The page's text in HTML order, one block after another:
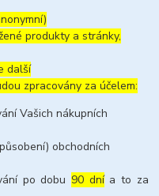
produkty a stránky,
další
zpracovány za účelem:
Vašich nákupních
obchodních
po dobu 90 dnía to za